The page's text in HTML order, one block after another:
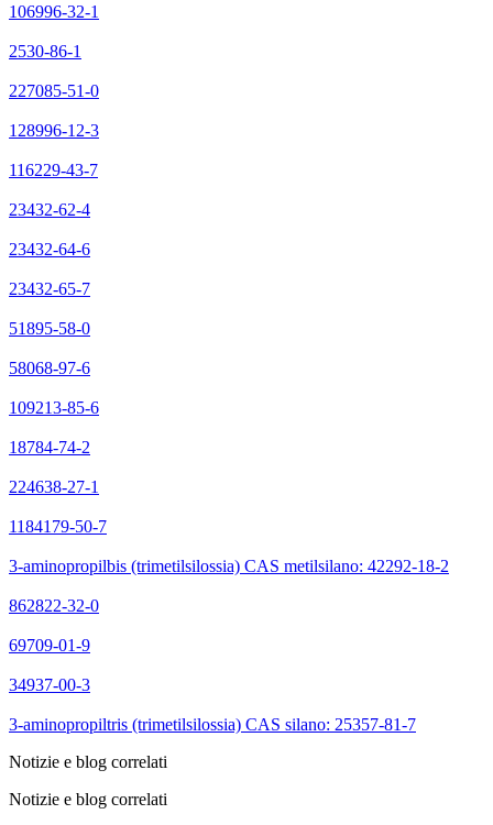
106996-32-1
2530-86-1
227085-51-0
128996-12-3
116229-43-7
23432-62-4
23432-64-6
23432-65-7
51895-58-0
58068-97-6
109213-85-6
18784-74-2
224638-27-1
1184179-50-7
3-aminopropilbis (trimetilsilossia) CAS metilsilano: 42292-18-2
862822-32-0
69709-01-9
34937-00-3
3-aminopropiltris (trimetilsilossia) CAS silano: 25357-81-7
Notizie e blog correlati
Notizie e blog correlati